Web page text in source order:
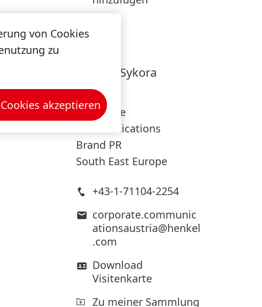
Sykora
Henkel
Corporate
Communications
Brand PR
South East Europe
+43-1-71104-2254
corporate.communic
ationsaustria@henkel
.com
Download
Visitenkarte
Zu meiner Sammlung
von Cookies
zu
akzeptieren